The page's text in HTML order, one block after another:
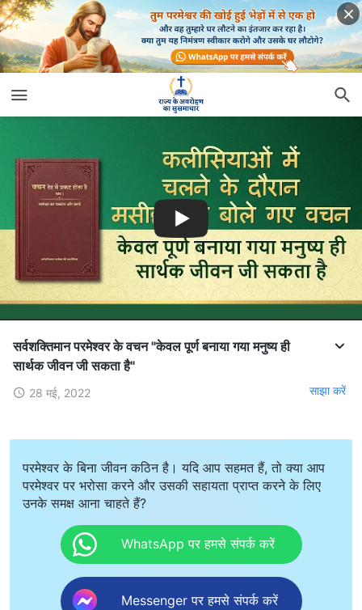
सर्वशक्तिमान परमेश्वर के वचन "केवल पूर्ण बनाया गया मनुष्य ही
सार्थक जीवन जी सकता है"
28 मई, 2022 साझा करें
परमेश्वर के बिना जीवन कठिन है। यदि आप सहमत हैं, तो क्या आप
परमेश्वर पर भरोसा करने और उसकी सहायता प्राप्त करने के लिए
उनके समक्ष आना चाहते हैं?
WhatsApp पर हमसे संपर्क करें
Messenger पर हमसे संपर्क करें